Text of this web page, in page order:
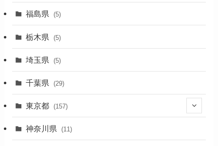
(1)
(1)
(1)
(3)
福島県 (5)
栃木県 (5)
埼玉県 (5)
千葉県 (29)
東京都 (157)
(36)
神奈川県 (11)